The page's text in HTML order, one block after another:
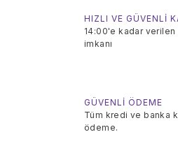
HIZLI VE GÜVENLİ
14:00'e kadar verilen
imkanı
GÜVENLİ ÖDEME
Tüm kredi ve banka
ödeme.